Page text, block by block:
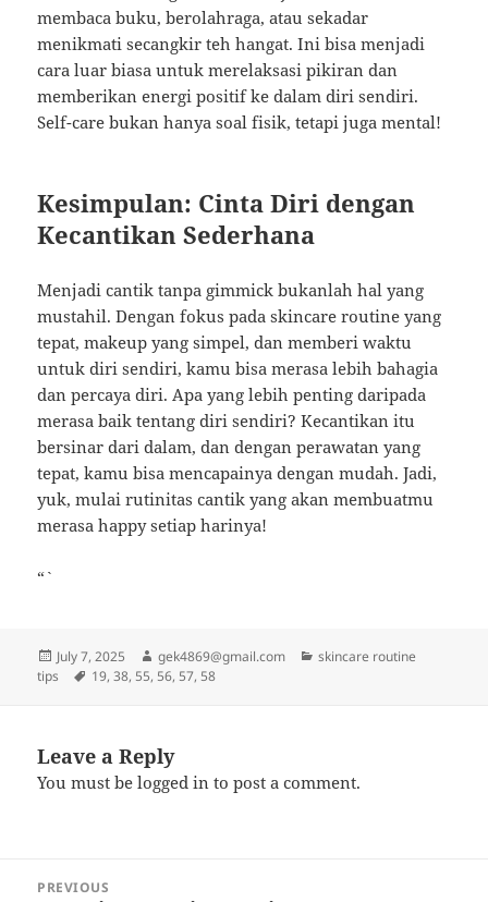
membaca buku, berolahraga, atau sekadar
menikmati secangkir teh hangat. Ini bisa menjadi
cara luar biasa untuk merelaksasi pikiran dan
memberikan energi positif ke dalam diri sendiri.
Self-care bukan hanya soal fisik, tetapi juga mental!
Kesimpulan: Cinta Diri dengan
Kecantikan Sederhana
Menjadi cantik tanpa gimmick bukanlah hal yang
mustahil. Dengan fokus pada skincare routine yang
tepat, makeup yang simpel, dan memberi waktu
untuk diri sendiri, kamu bisa merasa lebih bahagia
dan percaya diri. Apa yang lebih penting daripada
merasa baik tentang diri sendiri? Kecantikan itu
bersinar dari dalam, dan dengan perawatan yang
tepat, kamu bisa mencapainya dengan mudah. Jadi,
yuk, mulai rutinitas cantik yang akan membuatmu
merasa happy setiap harinya!
“`
Posted
on
July 7, 2025 Author
gek4869@gmail.com Categories
skincare routine
tips
Tags
19,38,55,56,57,58
Leave a Reply
You must belogged in to post a comment.
navigation
PREVIOUS